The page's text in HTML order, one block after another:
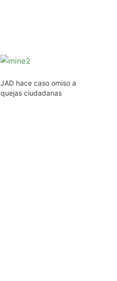
JAD hace caso omiso a
quejas ciudadanas